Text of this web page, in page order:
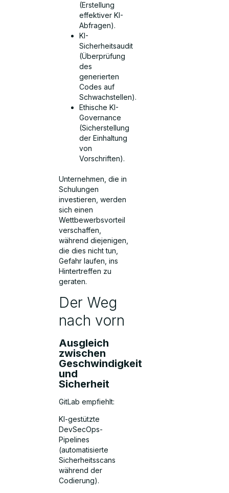
(Erstellung
effektiver KI-
Abfragen).
KI-
Sicherheitsaudit
(Überprüfung
des
generierten
Codes auf
Schwachstellen).
Ethische KI-
Governance
(Sicherstellung
der Einhaltung
von
Vorschriften).
Unternehmen, die in
Schulungen
investieren, werden
sich einen
Wettbewerbsvorteil
verschaffen,
während diejenigen,
die dies nicht tun,
Gefahr laufen, ins
Hintertreffen zu
geraten.
Der Weg
nach vorn
Ausgleich
zwischen
Geschwindigkeit
und
Sicherheit
GitLab empfiehlt:
KI-gestützte
DevSecOps-
Pipelines
(automatisierte
Sicherheitsscans
während der
Codierung).